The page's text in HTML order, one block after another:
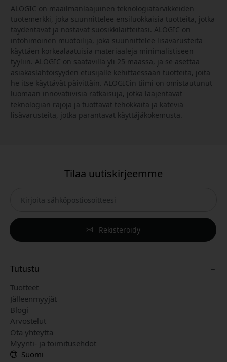
ALOGIC on maailmanlaajuinen teknologiatarvikkeiden
tuotemerkki, joka suunnittelee ensiluokkaisia tuotteita, jotka
täydentävät ja nostavat suosikkilaitteitasi. ALOGIC on
intohimoinen muotoilija, joka suunnittelee lisävarusteita
käyttäen korkealaatuisia materiaaleja minimalistiseen
tyyliin. ALOGIC on saatavilla yli 25 maassa, ja se asettaa
asiakaslähtöisyyden etusijalle kehittäessään tuotteita, joita
he itse käyttävät päivittäin. ALOGICin tiimi on omistautunut
luomaan innovatiivisia ratkaisuja, jotka laajentavat
teknologian rajoja ja tuottavat tehokkaita ja käteviä
lisävarusteita, jotka parantavat käyttäjäkokemusta.
Tilaa uutiskirjeemme
Rekisteröidy
Tutustu
Tuotteet
Jälleenmyyjät
Blogi
Arvostelut
Ota yhteyttä
Myynti- ja toimitusehdot
Suomi